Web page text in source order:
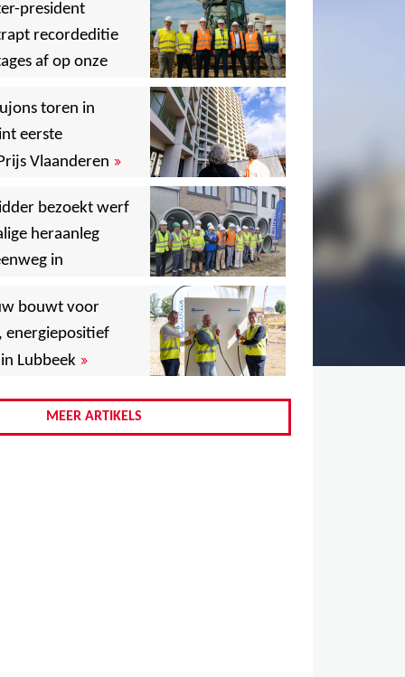
president
recordeditie
af op onze
,
,
toren in
eerste
Vlaanderen »
, ,
,
bezoekt werf
heraanleg
in
,
bouwt voor
energiepositief
Lubbeek »
MEER ARTIKELS